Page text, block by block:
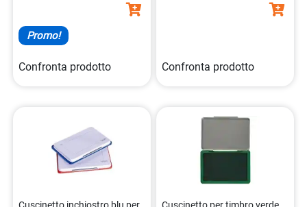
Promo!
Confronta prodotto Confronta prodotto